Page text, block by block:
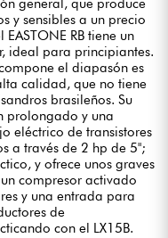
general, que produce
y sensibles a un precio
RB tiene un
ideal para principiantes.
el diapasón es
calidad, que no tiene
brasileños. Su
prolongado y una
eléctrico de transistores
a través de 2 hp de 5";
y ofrece unos graves
compresor activado
y una entrada para
de
con el LX15B.